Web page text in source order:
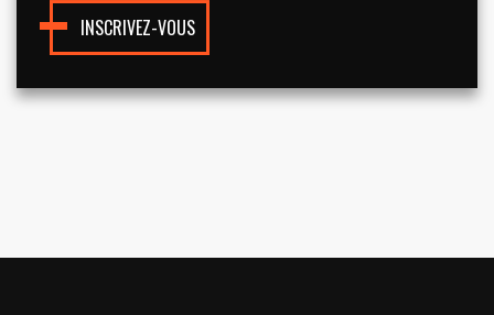
INSCRIVEZ-VOUS